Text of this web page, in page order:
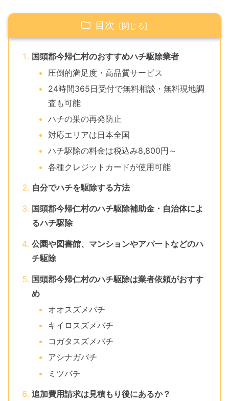
目次
国頭郡今帰仁村のおすすめハチ駆除業者
圧倒的満足度・高品質サービス
24時間365日受付で無料相談・無料現地調
査も可能
ハチの巣の再発防止
対応エリアは日本全国
ハチ駆除の料金は税込み8,800円～
各種クレジットカードが使用可能
自分でハチを駆除する方法
国頭郡今帰仁村のハチ駆除補助金・自治体によ
るハチ駆除
公園や図書館、マンションやアパートなどのハ
チ駆除
国頭郡今帰仁村のハチ駆除は業者依頼がおすす
め
オオスズメバチ
キイロスズメバチ
コガタスズメバチ
アシナガバチ
ミツバチ
追加費用請求は見積もり後にあるか？